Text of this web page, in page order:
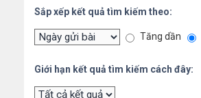
Sắp xếp kết quả tìm kiếm theo:
Tăng dần
Giới hạn kết quả tìm kiếm cách đây: